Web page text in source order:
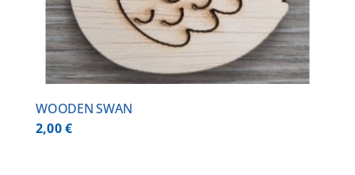
WOODEN SWAN
2,00€